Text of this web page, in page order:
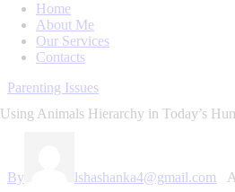
Home
About Me
Our Services
Contacts
Parenting Issues
Using Animals Hierarchy in Today’s
By lshashanka4@gmail.com